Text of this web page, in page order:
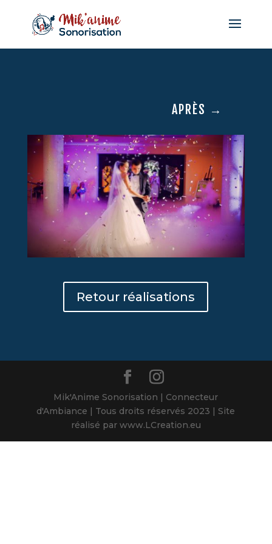
APRÈS →
Retour réalisations
Mik'Anime Sonorisation | Connecteur
d'Ambiance | Tous droits réservés 2023 | Site
réalisé par www.LCreation.eu